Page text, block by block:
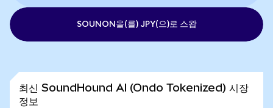
SOUNON을(를) JPY(으)로 스왑
최신 SoundHound AI (Ondo Tokenized) 시장
정보